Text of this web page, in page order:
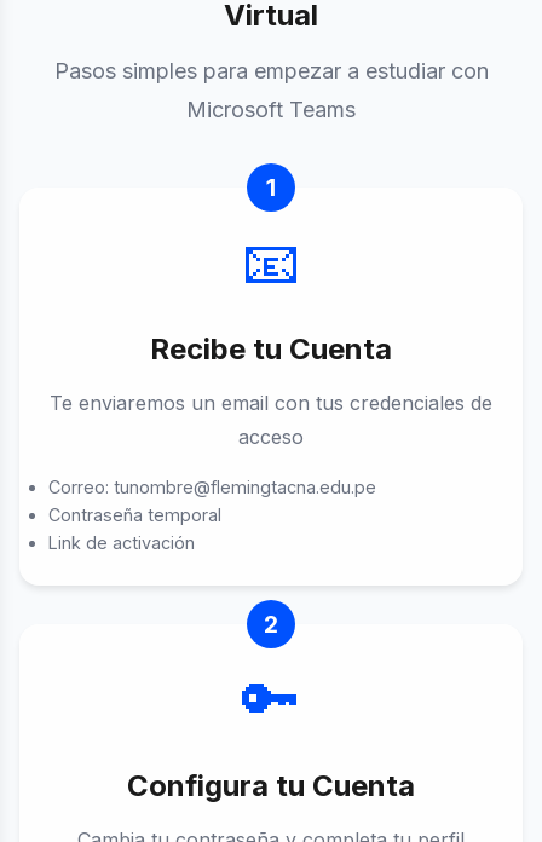
Virtual
Pasos simples para empezar a estudiar con
Microsoft Teams
1
📧
Recibe tu Cuenta
Te enviaremos un email con tus credenciales de
acceso
Correo: tunombre@flemingtacna.edu.pe
Contraseña temporal
Link de activación
2
🔑
Configura tu Cuenta